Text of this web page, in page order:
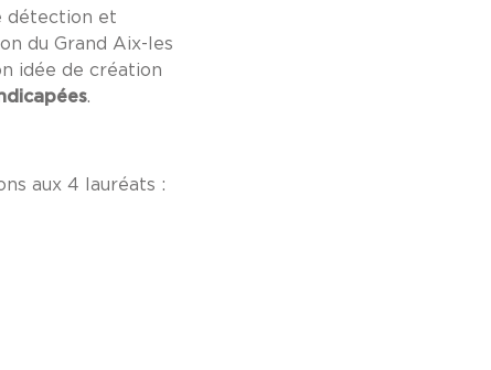
détection et
du Grand Aix-les
idée de création
.
aux 4 lauréats :